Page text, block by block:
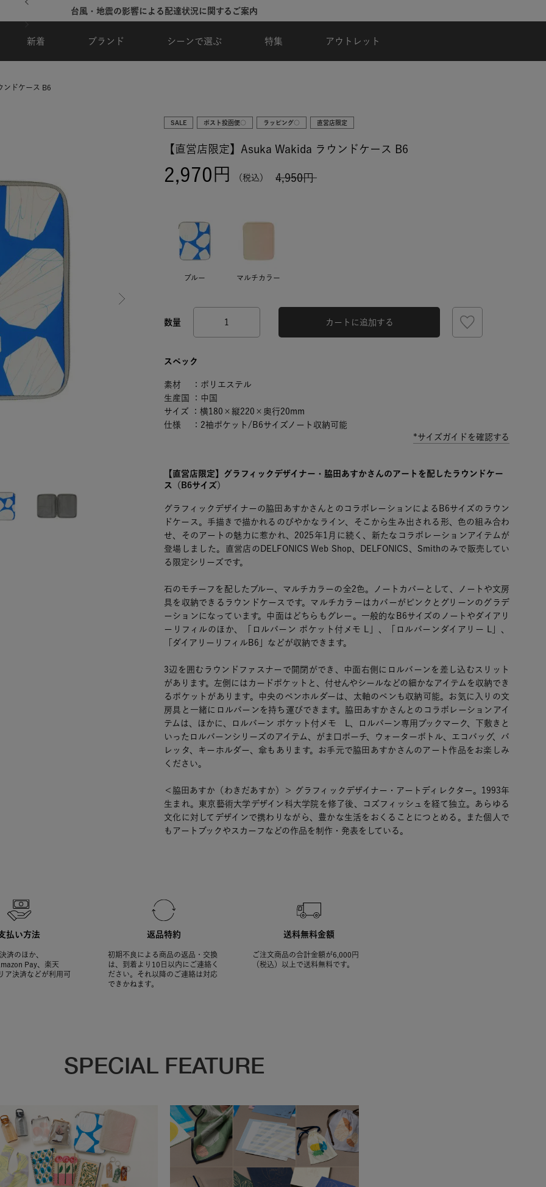
台風・地震の影響による配達状況に関するご案内
新着 ブランド シーンで選ぶ 特集 アウトレット
ンドケース B6
SALE ポスト投函便○ ラッピング○ 直営店限定
【直営店限定】Asuka Wakida ラウンドケース B6
4,950
2,970 税込
ブルー マルチカラー
カートに追加する
スペック
素材 ：ポリエステル
生産国 ：中国
サイズ ：横180×縦220×奥行20mm
仕様 ：2袖ポケット/B6サイズノート収納可能
*サイズガイドを確認する
【直営店限定】グラフィックデザイナー・脇田あすかさんのアートを配したラウンドケー
ス（B6サイズ）
グラフィックデザイナーの脇田あすかさんとのコラボレーションによるB6サイズのラウン
ドケース。手描きで描かれるのびやかなライン、そこから生み出される形、色の組み合わ
せ、そのアートの魅力に惹かれ、2025年1月に続く、新たなコラボレーションアイテムが
登場しました。直営店のDELFONICS Web Shop、DELFONICS、Smithのみで販売してい
る限定シリーズです。
石のモチーフを配したブルー、マルチカラーの全2色。ノートカバーとして、ノートや文房
具を収納できるラウンドケースです。マルチカラーはカバーがピンクとグリーンのグラデ
ーションになっています。中面はどちらもグレー。一般的なB6サイズのノートやダイアリ
ーリフィルのほか、「ロルバーン ポケット付メモ L」、「ロルバーンダイアリー L」、
「ダイアリーリフィルB6」などが収納できます。
3辺を囲むラウンドファスナーで開閉ができ、中面右側にロルバーンを差し込むスリット
があります。左側にはカードポケットと、付せんやシールなどの細かなアイテムを収納でき
るポケットがあります。中央のペンホルダーは、太軸のペンも収納可能。お気に入りの文
房具と一緒にロルバーンを持ち運びできます。脇田あすかさんとのコラボレーションアイ
テムは、ほかに、ロルバーン ポケット付メモ L、ロルバーン専用ブックマーク、下敷きと
いったロルバーンシリーズのアイテム、がま口ポーチ、ウォーターボトル、エコバッグ、バ
レッタ、キーホルダー、傘もあります。お手元で脇田あすかさんのアート作品をお楽しみ
ください。
＜脇田あすか（わきだあすか）＞ グラフィックデザイナー・アートディレクター。1993年
生まれ。東京藝術大学デザイン科大学院を修了後、コズフィッシュを経て独立。あらゆる
文化に対してデザインで携わりながら、豊かな生活をおくることにつとめる。また個人で
もアートブックやスカーフなどの作品を制作・発表をしている。
払い方法
済のほか、
Pay、楽天
ア決済などが利用可
返品特約
初期不良による商品の返品・交換
は、到着より10日以内にご連絡く
ださい。それ以降のご連絡は対応
できかねます。
送料無料金額
ご注文商品の合計金額が6,000円
（税込）以上で送料無料です。
SPECIAL FEATURE